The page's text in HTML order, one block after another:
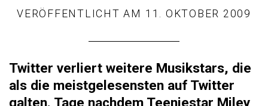
VERÖFFENTLICHT AM 11. OKTOBER 2009
Twitter verliert weitere Musikstars, die
als die meistgelesensten auf Twitter